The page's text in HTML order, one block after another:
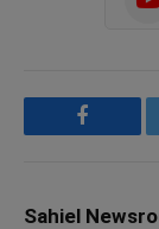
Sahiel